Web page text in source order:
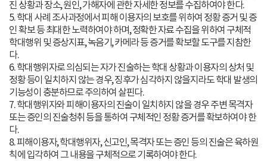
진 상황과 장소, 원인, 가해자에 관한 자세한 정보를 수집하여야 한다.
5. 학대 사례 조사과정에서 피해 이용자의 보호를 위하여 정황 증거 및 증
인 확보 등 최대한 노력하여야 하며, 정확한 자료 수집을 위하여 구체적
학대행위 및 증상지표, 녹음기, 카메라 등 증거를 확보할 도구를 지참한
다.
6. 학대행위자로 의심되는 자가 진술하는 학대 상황과 이용자의 상처 및
정황 등이 일치하지 않는 경우, 징후가 심각하지 않을지라도 학대 발생의
기능성이 충분하므로 주의하여 살핀다.
7. 학대행위자와 피해이용자의 진술이 일치하지 않을 경우 주변 목격자
또는 증인의 진술청취 등을 통하여 구체적인 정황 증거를 확보하여야 한
다.
8. 피해이용자, 학대행위자, 신고인, 목격자 또는 증인 등의 진술은 육하원
칙에 입각하여 그 내용을 구체적으로 기록하여야 한다.